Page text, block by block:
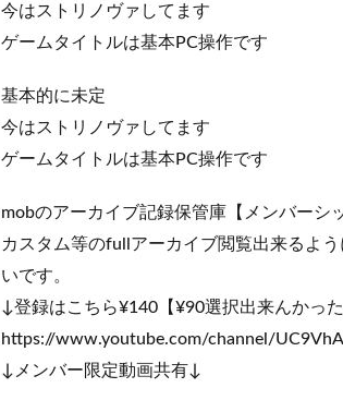
今はストリノヴァしてます
ゲームタイトルは基本PC操作です
基本的に未定
今はストリノヴァしてます
ゲームタイトルは基本PC操作です
mobのアーカイブ記録保管庫【メンバーシ
カスタム等のfullアーカイブ閲覧出来るよ
いです。
↓登録はこちら¥140【¥90選択出来んかっ
https://www.youtube.com/channel/
↓メンバー限定動画共有↓